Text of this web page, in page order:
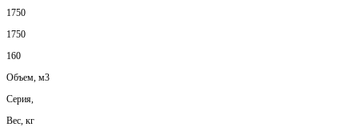
1750
1750
160
Объем, м3
Серия,
Вес, кг